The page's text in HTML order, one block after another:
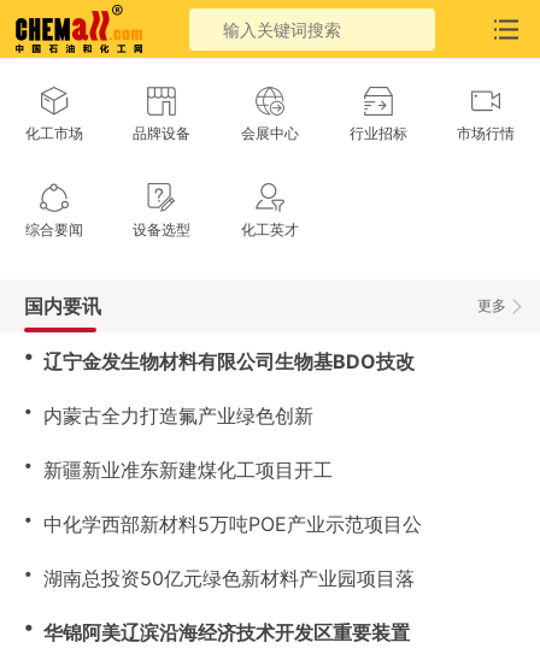
化工市场 品牌设备 会展中心 行业招标 市场行情
综合要闻 设备选型 化工英才
更多
国内要讯
・ 辽宁金发生物材料有限公司生物基BDO技改
・ 内蒙古全力打造氟产业绿色创新
・ 新疆新业准东新建煤化工项目开工
・ 中化学西部新材料5万吨POE产业示范项目公
・ 湖南总投资50亿元绿色新材料产业园项目落
・ 华锦阿美辽滨沿海经济技术开发区重要装置